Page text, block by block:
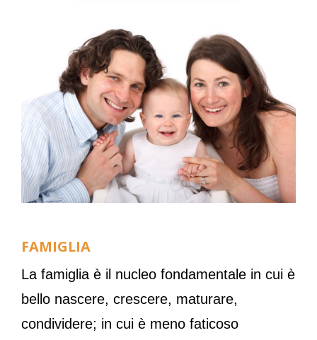
FAMIGLIA
La famiglia è il nucleo fondamentale in cui è
bello nascere, crescere, maturare,
condividere; in cui è meno faticoso